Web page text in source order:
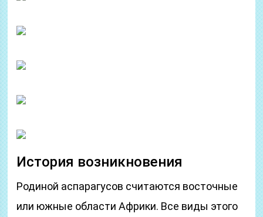
История возникновения
Родиной аспарагусов считаются восточные
или южные области Африки. Все виды этого